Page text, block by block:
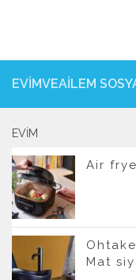
EVIMVEAILEM
EVIM
Air
Mat